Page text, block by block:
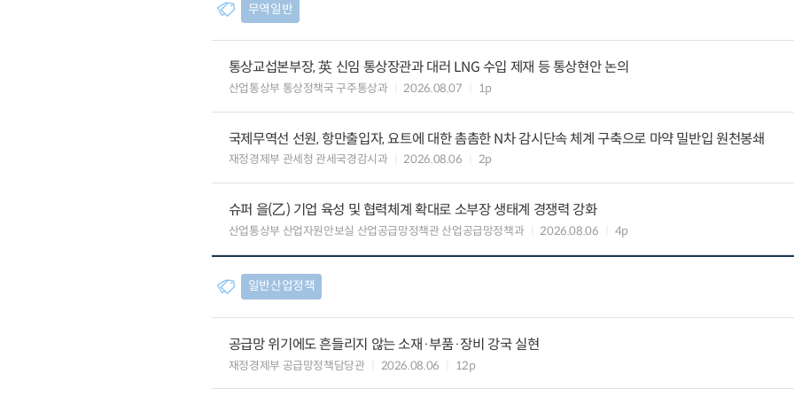
무역일반
통상교섭본부장, 英 신임 통상장관과 대러 LNG 수입 제재 등 통상현안 논의
산업통상부 통상정책국 구주통상과 2026.08.07 1p
국제무역선 선원, 항만출입자, 요트에 대한 촘촘한 N차 감시단속 체계 구축으로 마약 밀반입 원천봉쇄
재정경제부 관세청 관세국경감시과 2026.08.06 2p
슈퍼 을(乙) 기업 육성 및 협력체계 확대로 소부장 생태계 경쟁력 강화
산업통상부 산업자원안보실 산업공급망정책관 산업공급망정책과 2026.08.06 4p
일반산업정책
공급망 위기에도 흔들리지 않는 소재·부품·장비 강국 실현
재정경제부 공급망정책담당관 2026.08.06 12p